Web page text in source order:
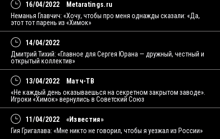
16/04/2022
Metaratings.ru
Неманья Главчич: «Хочу, чтобы про меня однажды сказали: «Да,
этот тот парень из «Химок»
14/04/2022
Дмитрий Тихий: «Главное для Сергея Юрана — дружный, честный и
открытый коллектив»
13/04/2022
Матч-ТВ
«Не каждый день оказываешься на секретном закрытом заводе».
Игроки «Химок» вернулись в Советский Союз
11/04/2022
«Известия»
Гия Григалава: «Мне никто не говорил, чтобы я уезжал из России»